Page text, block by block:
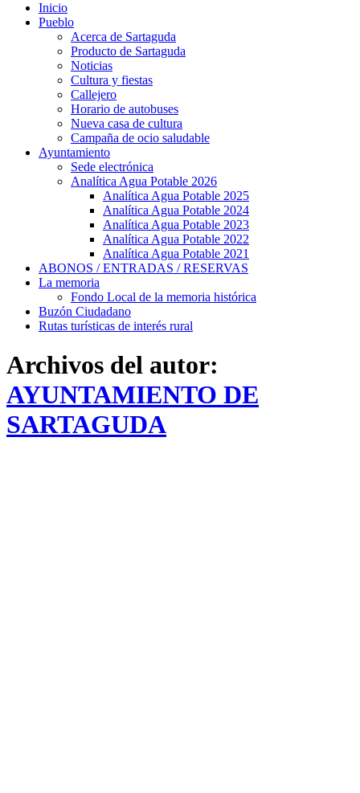
Inicio
Pueblo
Acerca de Sartaguda
Producto de Sartaguda
Noticias
Cultura y fiestas
Callejero
Horario de autobuses
Nueva casa de cultura
Campaña de ocio saludable
Ayuntamiento
Sede electrónica
Analítica Agua Potable 2026
Analítica Agua Potable 2025
Analítica Agua Potable 2024
Analítica Agua Potable 2023
Analítica Agua Potable 2022
Analítica Agua Potable 2021
ABONOS / ENTRADAS / RESERVAS
La memoria
Fondo Local de la memoria histórica
Buzón Ciudadano
Rutas turísticas de interés rural
Archivos del autor:
AYUNTAMIENTO DE
SARTAGUDA